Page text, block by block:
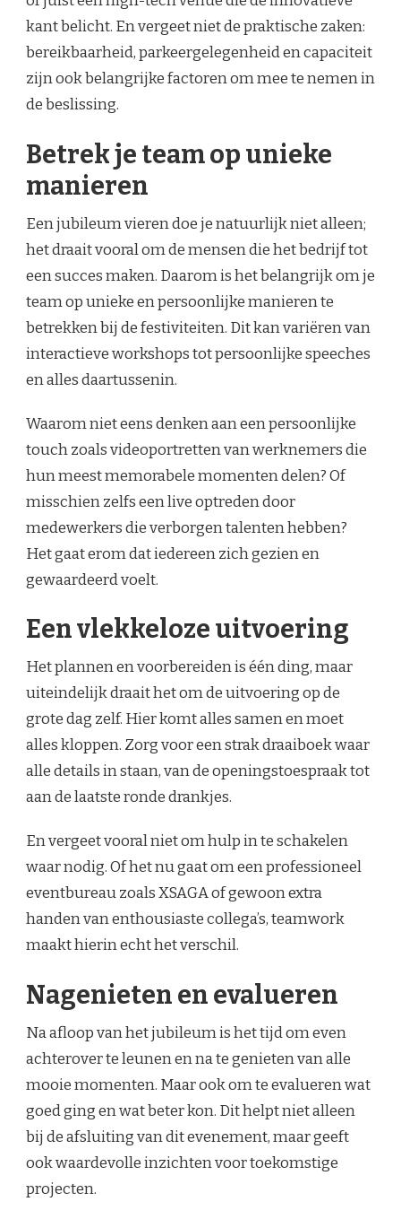
kant belicht. En vergeet niet de praktische zaken:
bereikbaarheid, parkeergelegenheid en capaciteit
zijn ook belangrijke factoren om mee te nemen in
de beslissing.
Betrek je team op unieke
manieren
Een jubileum vieren doe je natuurlijk niet alleen;
het draait vooral om de mensen die het bedrijf tot
een succes maken. Daarom is het belangrijk om je
team op unieke en persoonlijke manieren te
betrekken bij de festiviteiten. Dit kan variëren van
interactieve workshops tot persoonlijke speeches
en alles daartussenin.
Waarom niet eens denken aan een persoonlijke
touch zoals videoportretten van werknemers die
hun meest memorabele momenten delen? Of
misschien zelfs een live optreden door
medewerkers die verborgen talenten hebben?
Het gaat erom dat iedereen zich gezien en
gewaardeerd voelt.
Een vlekkeloze uitvoering
Het plannen en voorbereiden is één ding, maar
uiteindelijk draait het om de uitvoering op de
grote dag zelf. Hier komt alles samen en moet
alles kloppen. Zorg voor een strak draaiboek waar
alle details in staan, van de openingstoespraak tot
aan de laatste ronde drankjes.
En vergeet vooral niet om hulp in te schakelen
waar nodig. Of het nu gaat om een professioneel
eventbureau zoals XSAGA of gewoon extra
handen van enthousiaste collega’s, teamwork
maakt hierin echt het verschil.
Nagenieten en evalueren
Na afloop van het jubileum is het tijd om even
achterover te leunen en na te genieten van alle
mooie momenten. Maar ook om te evalueren wat
goed ging en wat beter kon. Dit helpt niet alleen
bij de afsluiting van dit evenement, maar geeft
ook waardevolle inzichten voor toekomstige
projecten.